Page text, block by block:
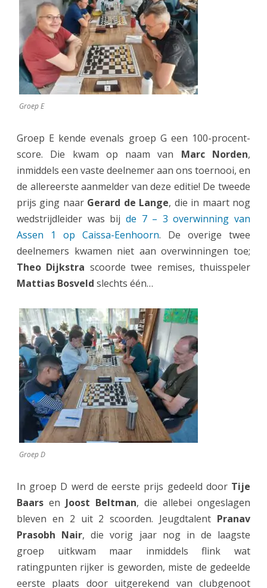
Groep E
Groep E kende evenals groep G een 100-procent-
score. Die kwam op naam van Marc Norden,
inmiddels een vaste deelnemer aan ons toernooi, en
de allereerste aanmelder van deze editie! De tweede
prijs ging naar Gerard de Lange, die in maart nog
wedstrijdleider was bij de 7 – 3 overwinning van
Assen 1 op Caissa-Eenhoorn. De overige twee
deelnemers kwamen niet aan overwinningen toe;
Theo Dijkstra scoorde twee remises, thuisspeler
Mattias Bosveld slechts één…
Groep D
In groep D werd de eerste prijs gedeeld door Tije
Baars en Joost Beltman, die allebei ongeslagen
bleven en 2 uit 2 scoorden. Jeugdtalent Pranav
Prasobh Nair, die vorig jaar nog in de laagste
groep uitkwam maar inmiddels flink wat
ratingpunten rijker is geworden, miste de gedeelde
eerste plaats door uitgerekend van clubgenoot